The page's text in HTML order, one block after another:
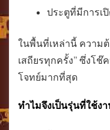
ประตูที่มีการเ
ในพื้นที่เหล่านี้ ความ
เสถียรทุกครั้ง” ซึ่งโ
โจทย์มากที่สุด
ทำไมจึงเป็นรุ่นที่ใช้ง